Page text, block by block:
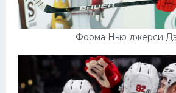
Форма Нью джерси